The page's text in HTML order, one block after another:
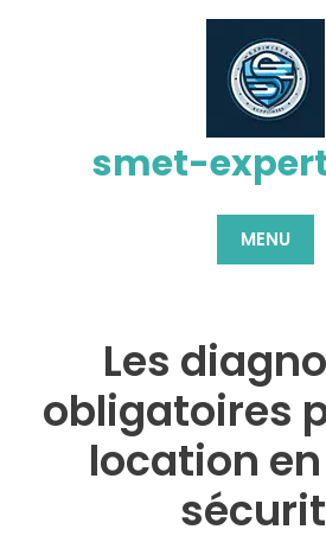
smet-
MENU
Les
obligatoires
location